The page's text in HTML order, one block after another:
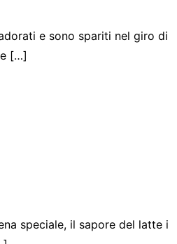
e sono spariti nel giro di
[…]
speciale, il sapore del latte i